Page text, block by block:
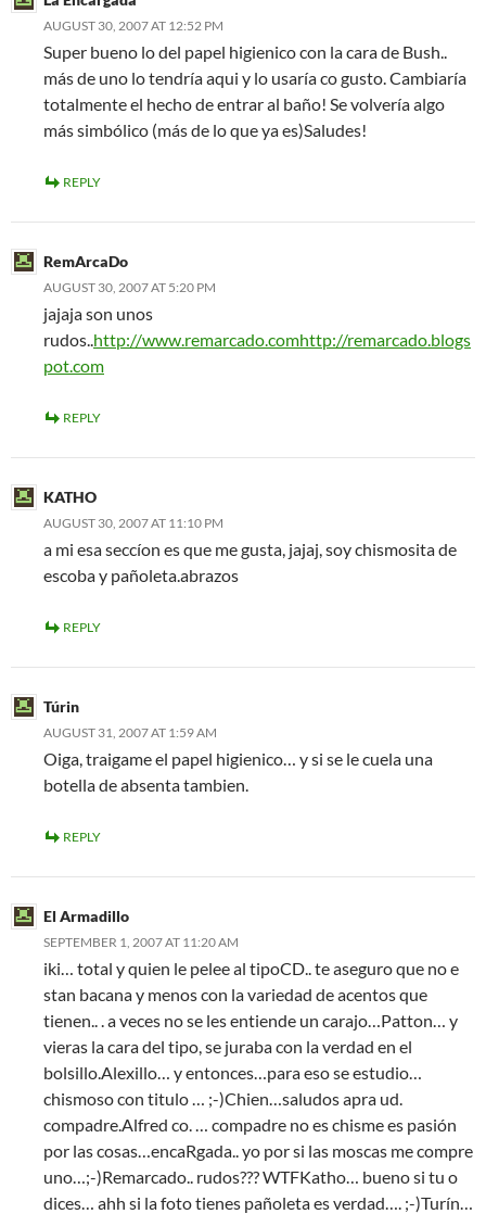
AUGUST 30, 2007 AT 12:52 PM
Super bueno lo del papel higienico con la cara de Bush..
más de uno lo tendría aqui y lo usaría co gusto. Cambiaría
totalmente el hecho de entrar al baño! Se volvería algo
más simbólico (más de lo que ya es)Saludes!
REPLY
RemArcaDo
AUGUST 30, 2007 AT 5:20 PM
jajaja son unos
rudos..http://www.remarcado.comhttp://remarcado.blogs
pot.com
REPLY
KATHO
AUGUST 30, 2007 AT 11:10 PM
a mi esa seccíon es que me gusta, jajaj, soy chismosita de
escoba y pañoleta.abrazos
REPLY
Túrin
AUGUST 31, 2007 AT 1:59 AM
Oiga, traigame el papel higienico… y si se le cuela una
botella de absenta tambien.
REPLY
El Armadillo
SEPTEMBER 1, 2007 AT 11:20 AM
iki… total y quien le pelee al tipoCD.. te aseguro que no e
stan bacana y menos con la variedad de acentos que
tienen.. . a veces no se les entiende un carajo…Patton… y
vieras la cara del tipo, se juraba con la verdad en el
bolsillo.Alexillo… y entonces…para eso se estudio…
chismoso con titulo … ;-)Chien…saludos apra ud.
compadre.Alfred co. … compadre no es chisme es pasión
por las cosas…encaRgada.. yo por si las moscas me compre
uno…;-)Remarcado.. rudos??? WTFKatho… bueno si tu o
dices… ahh si la foto tienes pañoleta es verdad…. ;-)Turín…